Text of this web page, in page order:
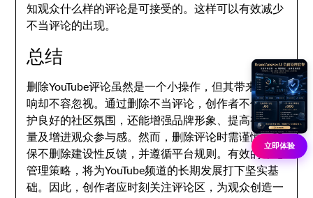
知观众什么样的评论是可接受的。这样可以有效减少
不当评论的出现。
总结
删除YouTube评论虽然是一个小操作，但其带来的影
响却不容忽视。通过删除不当评论，创作者不仅能维
护良好的社区氛围，还能增强品牌形象、提高视频质
量及增进观众参与感。然而，删除评论时需谨慎，确
保不删除建设性反馈，并遵循平台规则。有效的评论
管理策略，将为YouTube频道的长期发展打下坚实基
础。因此，创作者应时刻关注评论区，为观众创造一
立即体验